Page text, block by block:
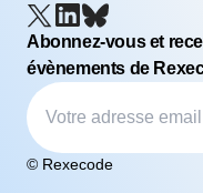
Abonnez-vous et
évènements de
© Rexecode